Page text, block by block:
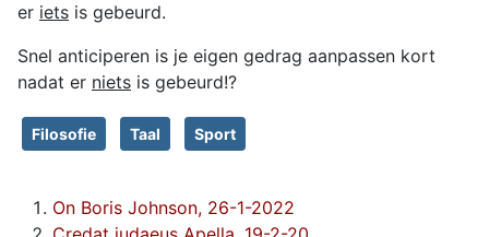
er iets is gebeurd.
Snel anticiperen is je eigen gedrag aanpassen kort
nadat er niets is gebeurd!?
Filosofie Taal Sport
On Boris Johnson, 26-1-2022